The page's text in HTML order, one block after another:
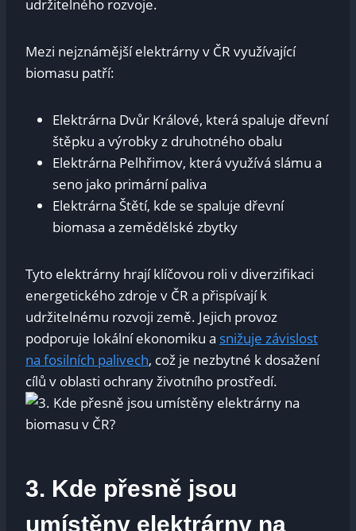
udržitelného rozvoje.
Mezi nejznámější elektrárny v ČR využívající
biomasu patří:
Elektrárna Dvůr Králové, která spaluje dřevní
štěpku a výrobky z druhotného obalu
Elektrárna Pelhřimov, která využívá slámu a
seno jako primární paliva
Elektrárna Štětí, kde se spaluje dřevní
biomasa a zemědělské zbytky
Tyto elektrárny hrají klíčovou roli v diverzifikaci
energetického zdroje v ČR a přispívají k
udržitelnému rozvoji země. Jejich provoz
podporuje lokální ekonomiku a snižuje závislost
na fosilních palivech, což je nezbytné k dosažení
cílů v oblasti ochrany životního prostředí.
3. Kde přesně jsou
umístěny elektrárny na